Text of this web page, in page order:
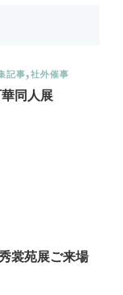
記事 社外催事
同人展
裳苑展ご来場